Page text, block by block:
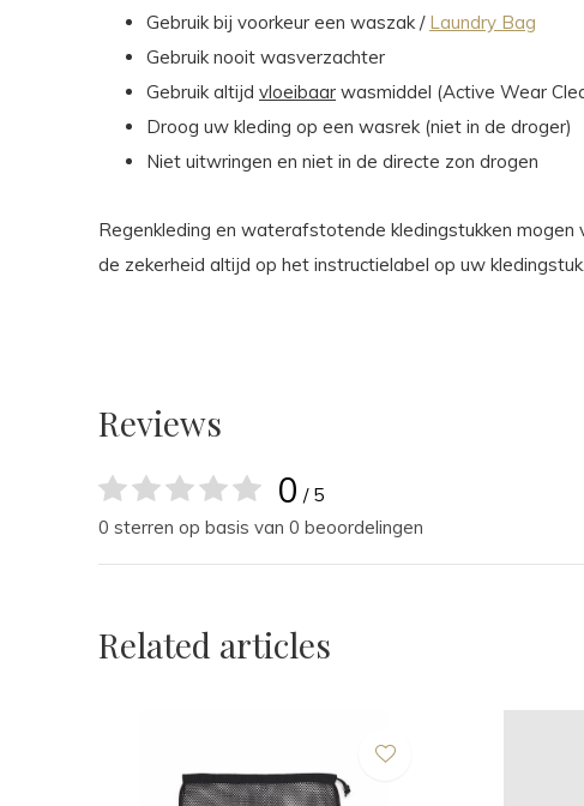
Gebruik bij voorkeur een waszak / Laundry Bag
Gebruik nooit wasverzachter
Gebruik altijd vloeibaar wasmiddel (Active Wear
Droog uw kleding op een wasrek (niet in de droger)
Niet uitwringen en niet in de directe zon drogen
Regenkleding en waterafstotende kledingstukken mogen
de zekerheid altijd op het instructielabel op uw kledingstuk.
Reviews
0 / 5
0 sterren op basis van 0 beoordelingen
Related articles